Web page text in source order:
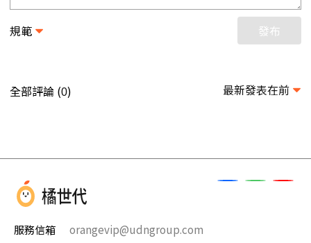
規範 發布
全部評論 (0) 最新發表在前
服務信箱 orangevip@udngroup.com